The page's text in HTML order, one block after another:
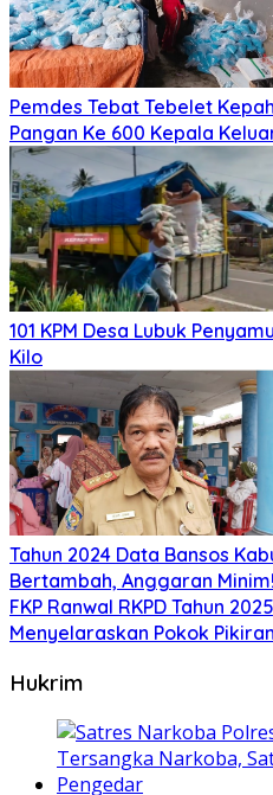
Pemdes Tebat Tebelet
Pangan Ke 600 Kepala
101 KPM Desa Lubuk
Kilo
Tahun 2024 Data Bansos
Bertambah, Anggaran
FKP Ranwal RKPD Tahun
Menyelaraskan Pokok
Hukrim